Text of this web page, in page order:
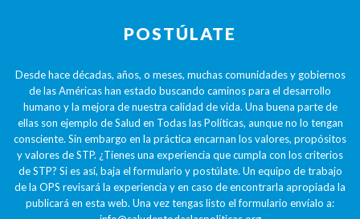
POSTÚLATE
Desde hace décadas, años, o meses, muchas comunidades y gobiernos
de las Américas han estado buscando caminos para el desarrollo
humano y la mejora de nuestra calidad de vida. Una buena parte de
ellas son ejemplo de Salud en Todas las Políticas, aunque no lo tengan
consciente. Sin embargo en la práctica encarnan los valores, propósitos
y valores de STP. ¿Tienes una experiencia que cumpla con los criterios
de STP? Si es así, baja el formulario y postúlate. Un equipo de trabajo
de la OPS revisará la experiencia y en caso de encontrarla apropiada la
publicará en esta web. Una vez tengas listo el formulario envíalo a: